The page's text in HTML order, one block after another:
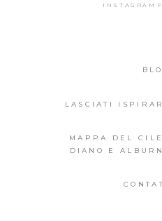
INSTAGRAM
LASCIATI
MAPPA DEL
DIANO E